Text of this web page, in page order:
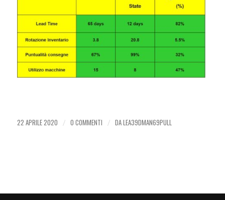
22 APRILE 2020 / 0 COMMENTI / DALEA39DMAN69PULL